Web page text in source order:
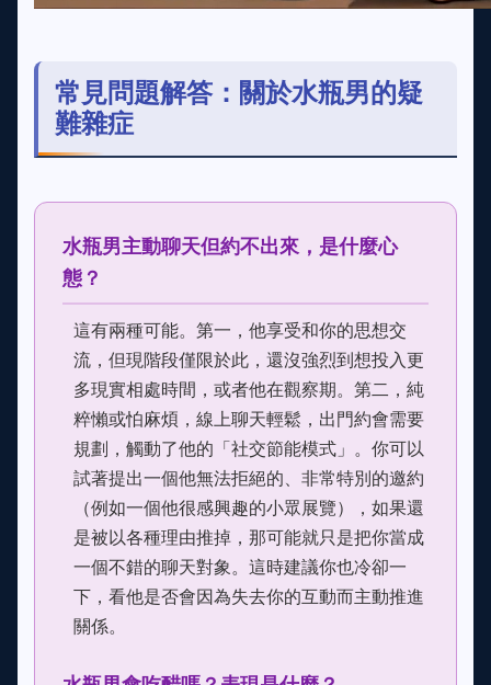
常見問題解答：關於水瓶男的疑
難雜症
水瓶男主動聊天但約不出來，是什麼心
態？
這有兩種可能。第一，他享受和你的思想交
流，但現階段僅限於此，還沒強烈到想投入更
多現實相處時間，或者他在觀察期。第二，純
粹懶或怕麻煩，線上聊天輕鬆，出門約會需要
規劃，觸動了他的「社交節能模式」。你可以
試著提出一個他無法拒絕的、非常特別的邀約
（例如一個他很感興趣的小眾展覽），如果還
是被以各種理由推掉，那可能就只是把你當成
一個不錯的聊天對象。這時建議你也冷卻一
下，看他是否會因為失去你的互動而主動推進
關係。